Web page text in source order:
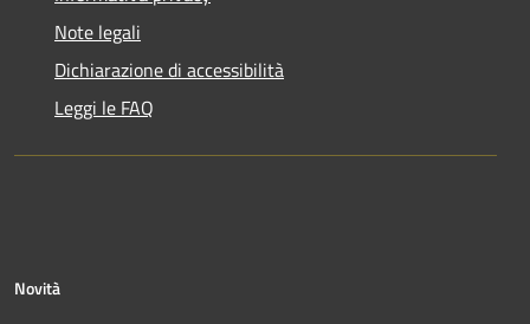
Note legali
Dichiarazione di accessibilità
Leggi le FAQ
Novità